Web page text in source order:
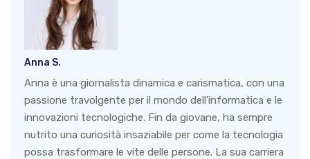
Anna S.
Anna è una giornalista dinamica e carismatica, con una
passione travolgente per il mondo dell'informatica e le
innovazioni tecnologiche. Fin da giovane, ha sempre
nutrito una curiosità insaziabile per come la tecnologia
possa trasformare le vite delle persone. La sua carriera